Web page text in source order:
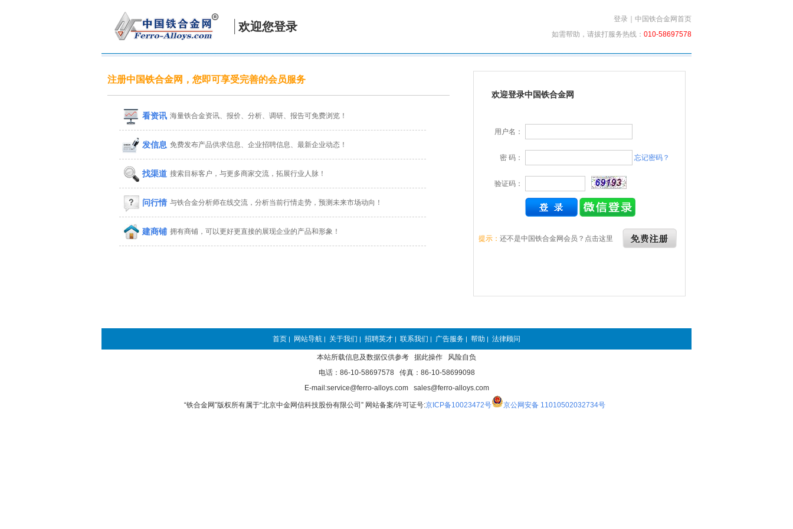
欢迎您登录
登录
中国铁合金网首页
如需帮助，请拔打服务热线： 010-58697578
注册中国铁合金网，您即可享受完善的会员服务
看资讯 海量铁合金资讯、报价、分析、调研、报告可免费浏览！
发信息 免费发布产品供求信息、企业招聘信息、最新企业动态！
找渠道 搜索目标客户，与更多商家交流，拓展行业人脉！
问行情 与铁合金分析师在线交流，分析当前行情走势，预测未来市场动向！
建商铺 拥有商铺，可以更好更直接的展现企业的产品和形象！
欢迎登录中国铁合金网
用户名：
密 码： 忘记密码？
验证码：
提示： 还不是中国铁合金网会员？点击这里
首页 | 网站导航 | 关于我们 | 招聘英才 | 联系我们 | 广告服务 | 帮助 | 法律顾问
本站所载信息及数据仅供参考 据此操作 风险自负
电话：86-10-58697578 传真：86-10-58699098
E-mail:service@ferro-alloys.com sales@ferro-alloys.com
“铁合金网”版权所有属于“北京中金网信科技股份有限公司” 网站备案/许可证号:京ICP备10023472号 京公网安备 11010502032734号